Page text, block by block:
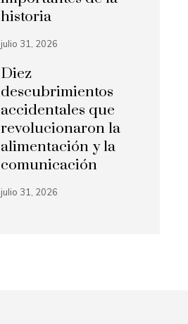
historia
julio 31, 2026
Diez
descubrimientos
accidentales que
revolucionaron la
alimentación y la
comunicación
julio 31, 2026